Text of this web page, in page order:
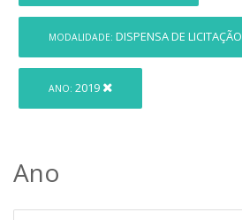
MODALIDADE: DISPENSA DE LICITAÇÃO
ANO: 2019
Ano